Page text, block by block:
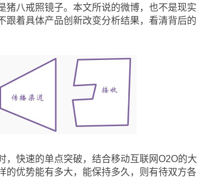
猪八戒照镜子。本文所说的微博，也不是现实
跟着具体产品创新改变分析结果，看清背后的
快速的单点突破，结合移动互联网O2O的大
的优势能有多大，能保持多久，则有待双方各